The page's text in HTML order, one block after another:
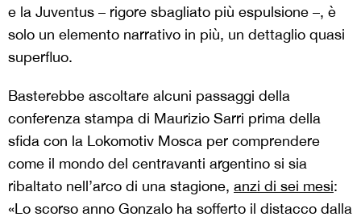
e la Juventus – rigore sbagliato più espulsione –, è
solo un elemento narrativo in più, un dettaglio quasi
superfluo.
Basterebbe ascoltare alcuni passaggi della
conferenza stampa di Maurizio Sarri prima della
sfida con la Lokomotiv Mosca per comprendere
come il mondo del centravanti argentino si sia
ribaltato nell’arco di una stagione, anzi di sei mesi:
«Lo scorso anno Gonzalo ha sofferto il distacco dalla